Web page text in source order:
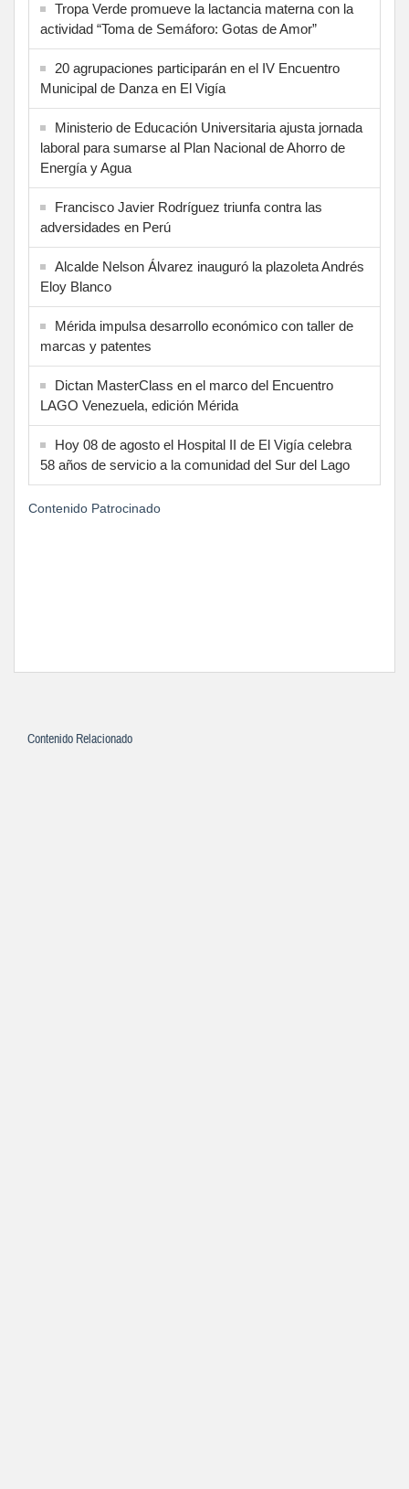
Tropa Verde promueve la lactancia materna con la
actividad “Toma de Semáforo: Gotas de Amor”
20 agrupaciones participarán en el IV Encuentro
Municipal de Danza en El Vigía
Ministerio de Educación Universitaria ajusta jornada
laboral para sumarse al Plan Nacional de Ahorro de
Energía y Agua
Francisco Javier Rodríguez triunfa contra las
adversidades en Perú
Alcalde Nelson Álvarez inauguró la plazoleta Andrés
Eloy Blanco
Mérida impulsa desarrollo económico con taller de
marcas y patentes
Dictan MasterClass en el marco del Encuentro
LAGO Venezuela, edición Mérida
Hoy 08 de agosto el Hospital II de El Vigía celebra
58 años de servicio a la comunidad del Sur del Lago
Contenido Patrocinado
Contenido Relacionado